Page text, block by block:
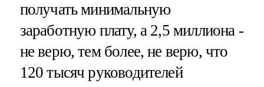
получать минимальную
заработную плату, а 2,5 миллиона -
не верю, тем более, не верю, что
120 тысяч руководителей